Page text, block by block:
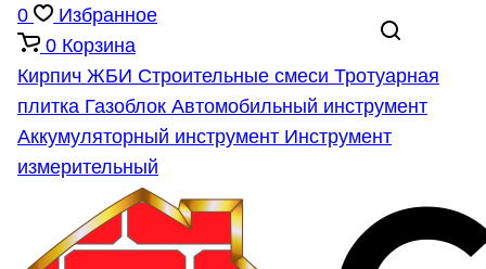
0
Избранное
0 Корзина
Кирпич ЖБИ Строительные смеси Тротуарная
плитка Газоблок Автомобильный инструмент
Аккумуляторный инструмент Инструмент
измерительный